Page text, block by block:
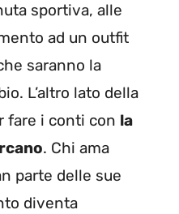
sportiva, alle
ad un outfit
saranno la
L’altro lato della
fare i conti con la
. Chi ama
parte delle sue
diventa